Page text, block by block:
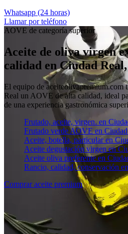
Whatsapp (24 horas)
Llamar por teléfono
AOVE de categoría superior
Aceite de oliva virgen
calidad en Ciudad
El equipo de aceiteolivapremium.com
Real un AOVE de alta calidad, ideal
de una experiencia gastronómica
Frutado, aceite, virgen. en
Frutado verde AOVE en
Aceite, botella, particular en
Aceite degustación virgen en
Aceite oliva preferente en
Rancio, calidad, conservación
Comprar aceite premium